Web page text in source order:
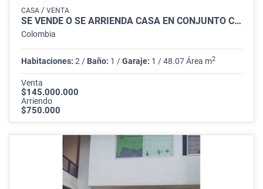
CASA / VENTA
SE VENDE O SE ARRIENDA CASA EN CONJUNTO CERRADO PALMAS DE CANARIAS
Colombia
Habitaciones: 2 / Baño: 1 /Garaje: 1 / 48.07 Área m2
Venta
$145.000.000
Arriendo
$750.000